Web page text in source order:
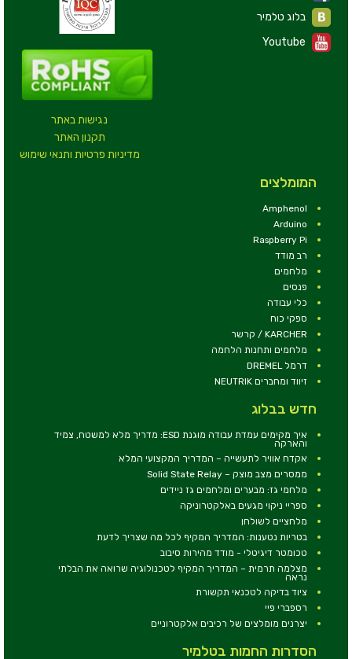
נגישות באתר
תקנון האתר
מדיניות פרטיות ותנאי שימוש
Youtube
המומלצים
Amphenol
Arduino
Raspberry Pi
רב מודד
מלחמים
פנסים
כלי עבודה
ספקי כוח
KARCHER / קרשר
מלחמים ותחנות הלחמה
דרמל DREMEL
זיווד ומחברים NEUTRIK
חדש בבלוג
איך מקימים עמדת עבודה מוגנת ESD: מדריך מלא למשטח, צמיד
והארקה
אקדח אוויר לתעשייה – המדריך המקצועי המלא
ממסרים מצב מוצק – Solid State Relay
מלחמי גז: מבערים ומלחמים גז ניידים
ספריי ניקוי מגעים באלקטרוניקה
מלחציים לשולחן
בטריות נטענות: המדריך המקיף לכל מה שצריך לדעת
טכומטר דיגיטלי - מודד מהירות סיבוב
מצלמה תרמית – המדריך המקיף לטכנולוגיה שרואה את הבלתי
נראה
ציוד בדיקה לטכנאי תקשורת
רספברי פיי
יצרנים מומלצים של רכיבים אלקטרוניים
הסדרות החמות בטלמיר